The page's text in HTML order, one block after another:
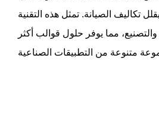
تكاليف الصيانة. تمثل هذه التقنية
والتصنيع، مما يوفر حلول قوالب أكثر